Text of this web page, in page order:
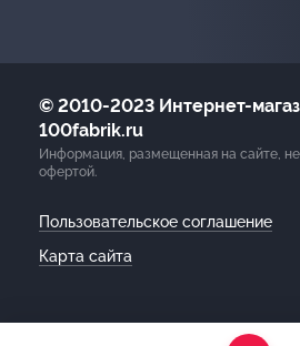
© 2010-2023 Интернет-
100fabrik.ru
Информация, размещенная на сайте,
офертой.
Пользовательское соглашение
Карта сайта